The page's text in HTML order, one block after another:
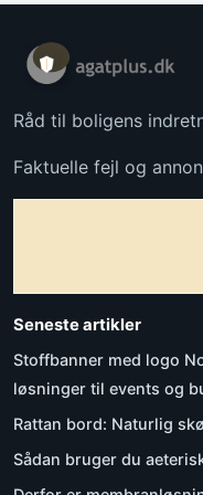
Råd til boligens
Faktuelle fejl og
Seneste artikler
Stoffbanner med logo
løsninger til events og
Rattan bord: Naturlig
Sådan bruger du